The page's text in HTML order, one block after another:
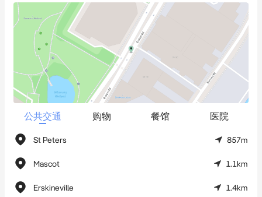
- 距离Sydney Airport*约3.9公里
- 距离Sydney CBD*约6公里
- 距离Port Botany*约11公里
公共交通 购物 餐馆 医院
St Peters 857m
Mascot 1.1km
Erskineville 1.4km